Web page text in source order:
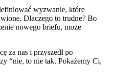
wyzwanie, które
Dlaczego to trudne? Bo
nowego briefu, może
za nas i przyszedł po
“nie, to nie tak. Pokażemy Ci,